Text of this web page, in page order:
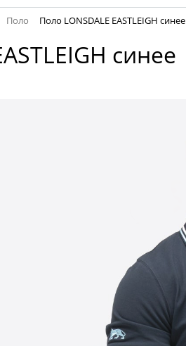
Поло Поло LONSDALE EASTLEIGH синее
синее